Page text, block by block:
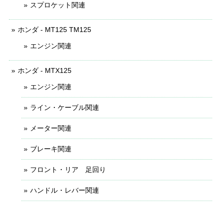
スプロケット関連
ホンダ - MT125 TM125
エンジン関連
ホンダ - MTX125
エンジン関連
ライン・ケーブル関連
メーター関連
ブレーキ関連
フロント・リア 足回り
ハンドル・レバー関連